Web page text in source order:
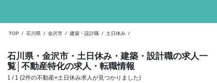
TOP / 石川県 / 金沢市 / 建築・設計職 / 土日休み /
石川県・金沢市・土日休み・建築・設計職の求人一
覧 │不動産特化の求人・転職情報
1 / 1 (2件の不動産×土日休み求人が見つかりました)